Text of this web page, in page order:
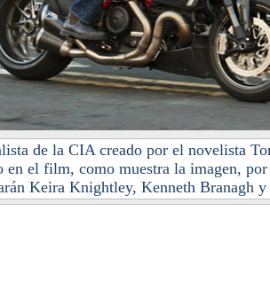
de la CIA creado por el novelista
en el film, como muestra la imagen,
Keira Knightley, Kenneth Branagh